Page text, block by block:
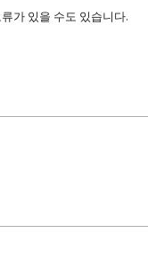
가 있을 수도 있습니다.